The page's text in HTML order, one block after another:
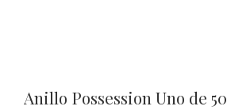
Anillo Possession Uno de 50